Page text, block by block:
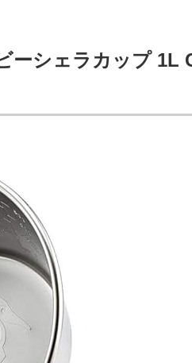
ーシェラカップ 1L